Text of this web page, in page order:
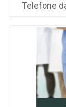
Telefone